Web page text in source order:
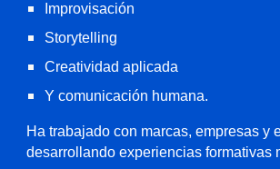
Improvisación
Storytelling
Creatividad aplicada
Y comunicación humana.
Ha trabajado con marcas, empresas y
desarrollando experiencias formativas